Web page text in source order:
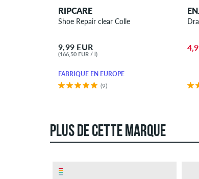
RIPCARE
Shoe Repair clear Colle
9,99 EUR
(166,50 EUR / l)
FABRIQUÉ EN EUROPE
(9)
PLUS DE CETTE MARQUE